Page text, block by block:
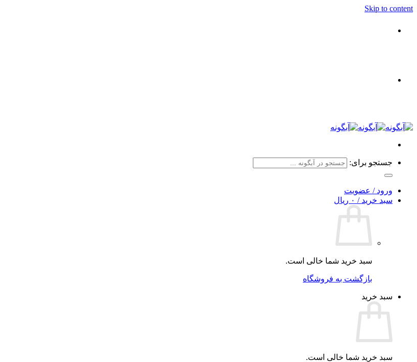
Skip to content
جستجو برای:
ورود / عضویت
سبد خرید / ۰ ریال
سبد خرید شما خالی است.
بازگشت به فروشگاه
سبد خرید
سبد خرید شما خالی است.